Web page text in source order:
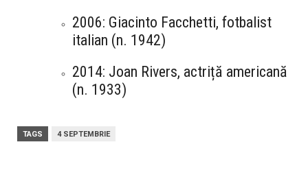
2006: Giacinto Facchetti, fotbalist
italian (n. 1942)
2014: Joan Rivers, actriță americană
(n. 1933)
TAGS 4 SEPTEMBRIE